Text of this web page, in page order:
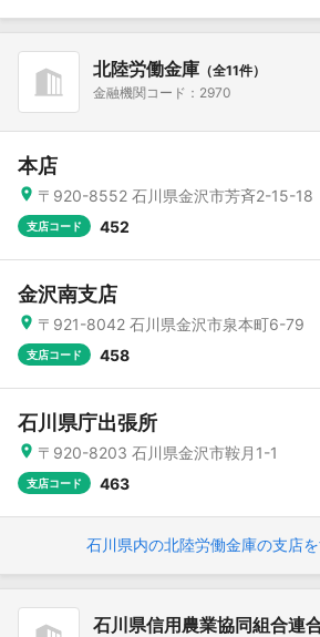
北陸労働金庫 （全11件）
金融機関コード：2970
本店
〒920-8552 石川県金沢市芳斉2-15-18
支店コード 452
金沢南支店
〒921-8042 石川県金沢市泉本町6-79
支店コード 458
石川県庁出張所
〒920-8203 石川県金沢市鞍月1-1
支店コード 463
石川県内の北陸労働金庫の支店
石川県信用農業協同組合連